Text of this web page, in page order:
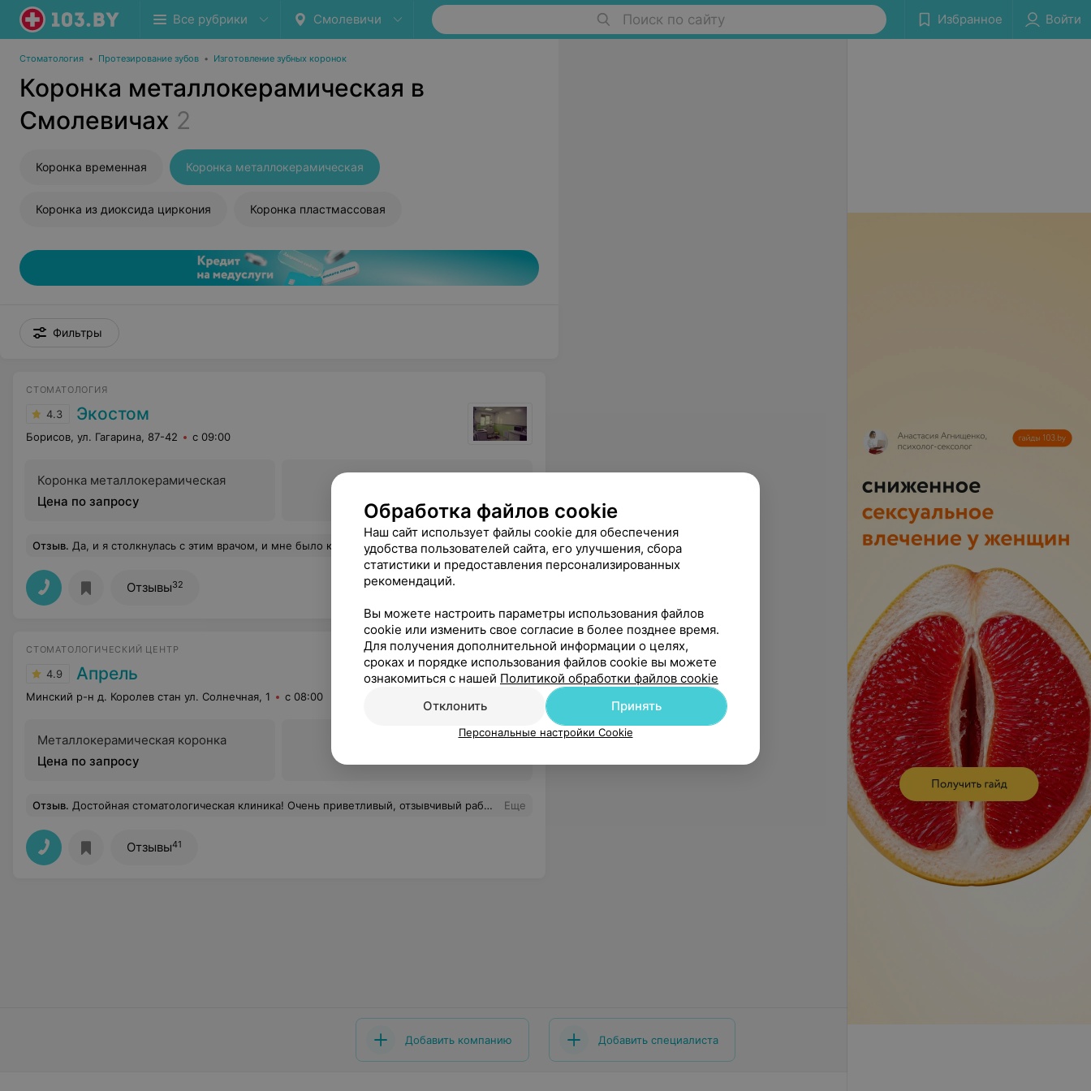
Все рубрики Смолевичи Поиск по сайту Избранное Войти
Стоматология • Протезирование зубов • Изготовление зубных коронок
Коронка металлокерамическая в
Смолевичах 2
Коронка временная Коронка металлокерамическая
Коронка из диоксида циркония Коронка пластмассовая
Фильтры
СТОМАТОЛОГИЯ
4.3 Экостом
Борисов, ул. Гагарина, 87-42 с 09:00
Коронка металлокерамическая
Цена по запросу
Отзыв. Да, и я столкнулась с этим врачом, и мне было крайне неприятно, что он работает без перчаток Еще
Отзывы32
СТОМАТОЛОГИЧЕСКИЙ ЦЕНТР
4.9 Апрель
Минский р-н д. Королев стан ул. Солнечная, 1 с 08:00
Металлокерамическая коронка
Цена по запросу
Отзыв. Достойная стоматологическая клиника! Очень приветливый, отзывчивый рабочий персонал. Изумительные врачи, с высоким уровнем компетенции в вопросе лечения и восстановления зубов! Если Вы хотите придать зубам эстетический и что немаловажно естественный вид, сохранить здоровье полости рта и укрепить зубы в целом, в этой клинике к Вашему вопросу подойдут индивидуально, и предложат разнообразные способы решения проблем, связанные с зубами. Еще
Отзывы41
Добавить компанию Добавить специалиста
Обработка файлов cookie
Наш сайт использует файлы cookie для обеспечения
удобства пользователей сайта, его улучшения, сбора
статистики и предоставления персонализированных
рекомендаций.
Вы можете настроить параметры использования файлов
cookie или изменить свое согласие в более позднее время.
Для получения дополнительной информации о целях,
сроках и порядке использования файлов cookie вы можете
ознакомиться с нашей Политикой обработки файлов cookie
Отклонить
Принять
Персональные настройки Cookie